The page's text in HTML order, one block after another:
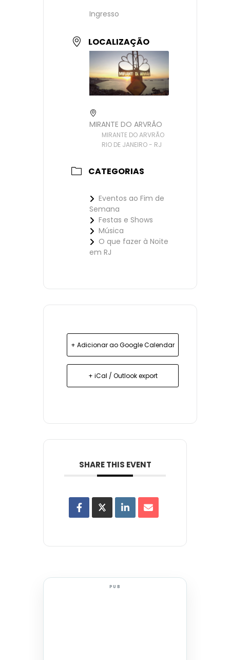
Ingresso
LOCALIZAÇÃO
MIRANTE DO ARVRÃO
MIRANTE DO ARVRÃO
RIO DE JANEIRO - RJ
CATEGORIAS
Eventos ao Fim de
Semana
Festas e Shows
Música
O que fazer à Noite
em RJ
+ Adicionar ao Google Calendar
+ iCal / Outlook export
SHARE THIS EVENT
PUB